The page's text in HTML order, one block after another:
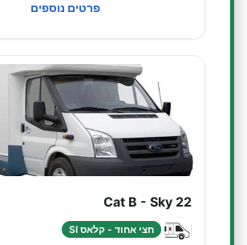
פרטים נוספים
Cat B - Sky 22
חצי אחוד - קלאס SI